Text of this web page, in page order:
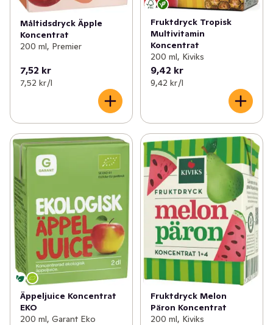
Måltidsdryck Äpple
Koncentrat
200 ml, Premier
7,52 kr
7,52 kr /l
Fruktdryck Tropisk
Multivitamin
Koncentrat
200 ml, Kiviks
9,42 kr
9,42 kr /l
Äppeljuice Koncentrat
EKO
200 ml, Garant Eko
Fruktdryck Melon
Päron Koncentrat
200 ml, Kiviks